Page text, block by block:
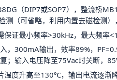
（DIP7或SOP7），整流桥
测（可省略，利用内置去磁检测
保证最小频率>30kHz，最大频率
，300mA输出，效率89%，
；输入电压降至75Vac时关断，
温度升高至130°C，输出电流逐